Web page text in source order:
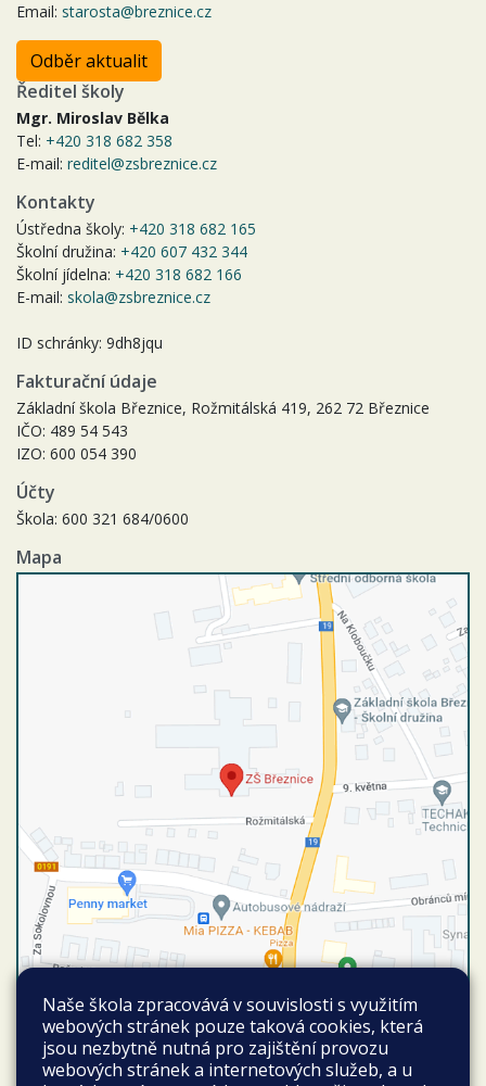
Email: starosta@breznice.cz
Odběr aktualit
Ředitel školy
Mgr. Miroslav Bělka
Tel: +420 318 682 358
E-mail: reditel@zsbreznice.cz
Kontakty
Ústředna školy: +420 318 682 165
Školní družina: +420 607 432 344
Školní jídelna: +420 318 682 166
E-mail: skola@zsbreznice.cz
ID schránky: 9dh8jqu
Fakturační údaje
Základní škola Březnice, Rožmitálská 419, 262 72 Březnice
IČO: 489 54 543
IZO: 600 054 390
Účty
Škola: 600 321 684/0600
Mapa
Autobusové spojení
Březnice autobusová stanice
Vyhledat spojení
Naše škola zpracovává v souvislosti s využitím
webových stránek pouze taková cookies, která
jsou nezbytně nutná pro zajištění provozu
webových stránek a internetových služeb, a u